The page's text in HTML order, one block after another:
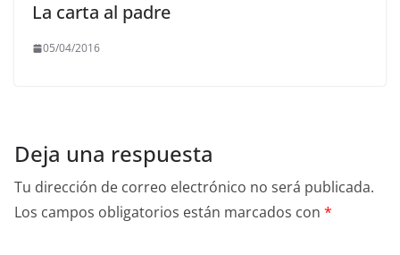
La carta al padre
05/04/2016
Deja una respuesta
Tu dirección de correo electrónico no será publicada.
Los campos obligatorios están marcados con *